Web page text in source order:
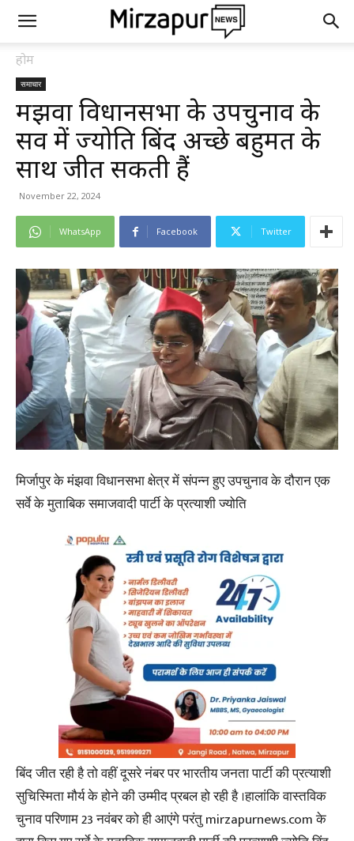
होम
समाचार
मझवा विधानसभा के उपचुनाव के
सर्वे में ज्योति बिंद अच्छे बहुमत के
साथ जीत सकती हैं
November 22, 2024
WhatsApp Facebook Twitter
मिर्जापुर के मंझवा विधानसभा क्षेत्र में संपन्न हुए उपचुनाव के दौरान एक
सर्वे के मुताबिक समाजवादी पार्टी के प्रत्याशी ज्योति
बिंद जीत रही है तो वहीं दूसरे नंबर पर भारतीय जनता पार्टी की प्रत्याशी
सुचिस्मिता मौर्य के होने की उम्मीद प्रबल हो रही है ।हालांकि वास्तविक
चुनाव परिणाम 23 नवंबर को ही आएंगे परंतु mirzapurnews.com के